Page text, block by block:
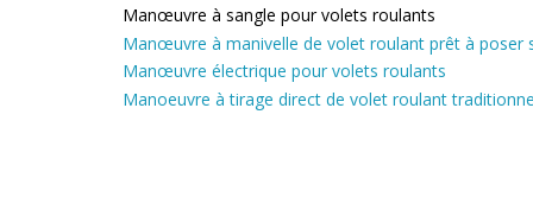
Manœuvre à sangle pour volets roulants
Manœuvre à manivelle de volet roulant prêt à poser
Manœuvre électrique pour volets roulants
Manoeuvre à tirage direct de volet roulant